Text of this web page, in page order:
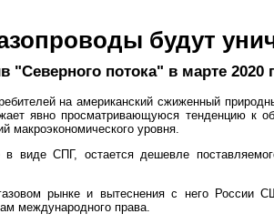
будут
"Северного потока" в марте 2020
на американский сжиженный
явно просматривающуюся тенденцию к
макроэкономического уровня.
виде СПГ, остается дешевле
рынке и вытеснения с него России
международного права.